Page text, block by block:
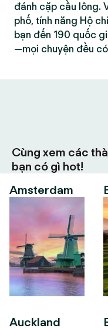
đánh cặp cầu lông.
phố, tính năng Hộ
bạn đến 190 quốc
—mọi chuyện đều
Cùng xem các
bạn có gì hot!
Amsterdam
Auckland